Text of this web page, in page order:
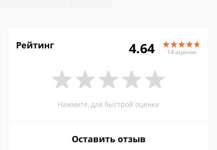
Рейтинг 4.64 14 оценок
Нажмите, для быстрой оценки
Оставить отзыв